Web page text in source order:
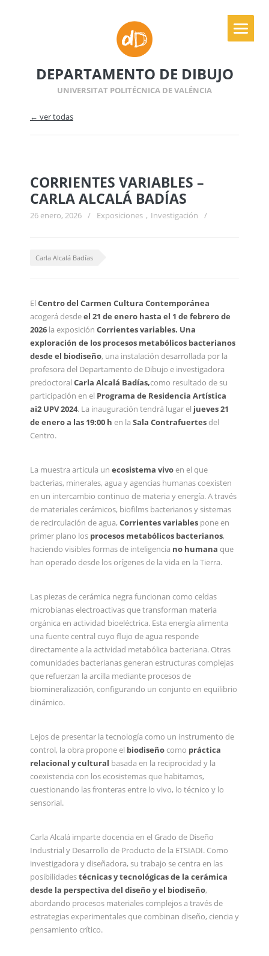
DEPARTAMENTO DE DIBUJO
UNIVERSITAT POLITÉCNICA DE VALÉNCIA
← ver todas
CORRIENTES VARIABLES –
CARLA ALCALÁ BADÍAS
26 enero, 2026 / Exposiciones , Investigación /
Carla Alcalá Badías
El Centro del Carmen Cultura Contemporánea
acogerá desdeel 21 de enero hasta el 1 de febrero de
2026 la exposición Corrientes variables. Una
exploración de los procesos metabólicos bacterianos
desde el biodiseño, una instalación desarrollada por la
profesora del Departamento de Dibujo e investigadora
predoctoral Carla Alcalá Badías,como resultado de su
participación en el Programa de Residencia Artística
ai2 UPV 2024. La inauguración tendrá lugar el jueves 21
de enero a las 19:00 h en la Sala Contrafuertesdel
Centro.
La muestra articula un ecosistema vivoen el que
bacterias, minerales, agua y agencias humanas coexisten
en un intercambio continuo de materia y energía. A través
de materiales cerámicos, biofilms bacterianos y sistemas
de recirculación de agua, Corrientes variables pone en
primer plano los procesos metabólicos bacterianos,
haciendo visibles formas de inteligencia no humana que
han operado desde los orígenes de la vida en la Tierra.
Las piezas de cerámica negra funcionan como celdas
microbianas electroactivas que transforman materia
orgánica en actividad bioeléctrica. Esta energía alimenta
una fuente central cuyo flujo de agua responde
directamente a la actividad metabólica bacteriana. Otras
comunidades bacterianas generan estructuras complejas
que refuerzan la arcilla mediante procesos de
biomineralización, configurando un conjunto en equilibrio
dinámico.
Lejos de presentar la tecnología como un instrumento de
control, la obra propone el biodiseñocomo práctica
relacional y cultural basada en la reciprocidad y la
coexistencia con los ecosistemas que habitamos,
cuestionando las fronteras entre lo vivo, lo técnico y lo
sensorial.
Carla Alcalá imparte docencia en el Grado de Diseño
Industrial y Desarrollo de Producto de la ETSIADI. Como
investigadora y diseñadora, su trabajo se centra en las
posibilidadestécnicas y tecnológicas de la cerámica
desde la perspectiva del diseño y el biodiseño,
abordando procesos materiales complejos a través de
estrategias experimentales que combinan diseño, ciencia y
pensamiento crítico.